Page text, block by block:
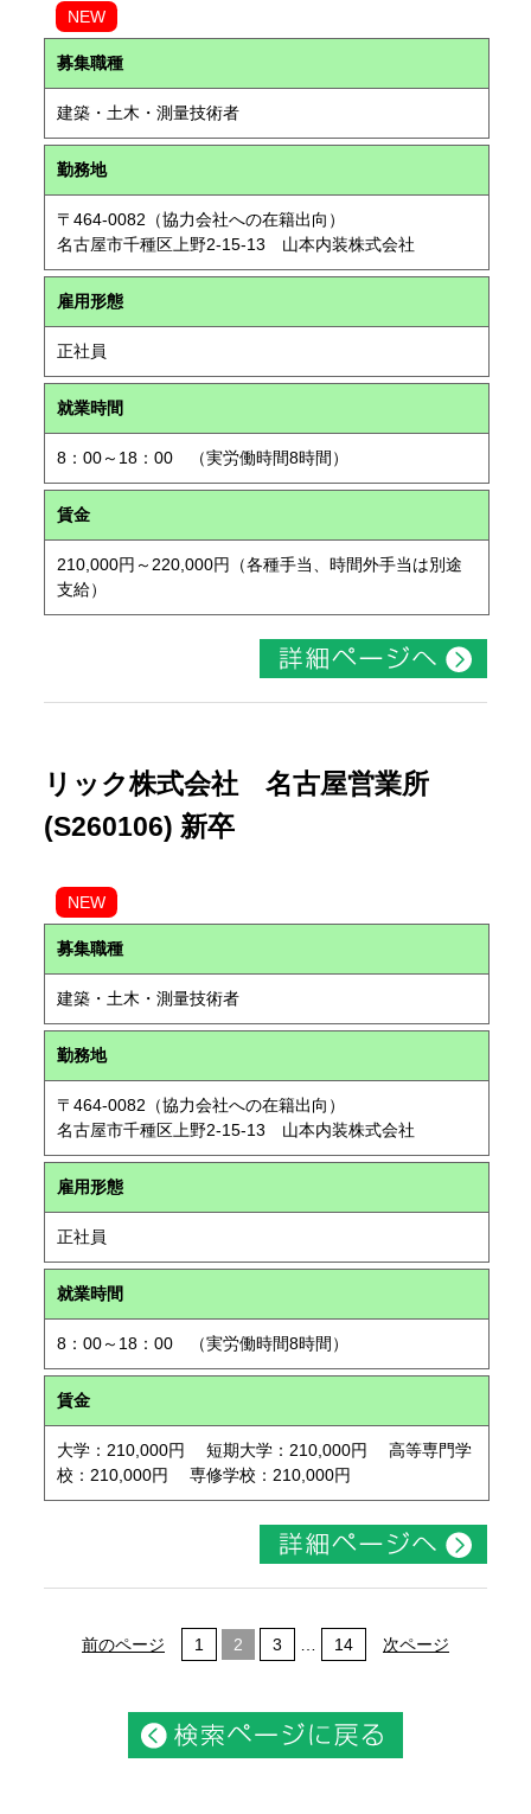
NEW
募集職種
建築・土木・測量技術者
勤務地
〒464-0082（協力会社への在籍出向）
名古屋市千種区上野2-15-13 山本内装株式会社
雇用形態
正社員
就業時間
8：00～18：00 （実労働時間8時間）
賃金
210,000円～220,000円（各種手当、時間外手当は別途
支給）
リック株式会社 名古屋営業所
(S260106) 新卒
NEW
募集職種
建築・土木・測量技術者
勤務地
〒464-0082（協力会社への在籍出向）
名古屋市千種区上野2-15-13 山本内装株式会社
雇用形態
正社員
就業時間
8：00～18：00 （実労働時間8時間）
賃金
大学：210,000円 短期大学：210,000円 高等専門学
校：210,000円 専修学校：210,000円
前のページ 1 2 3 14 次ページ